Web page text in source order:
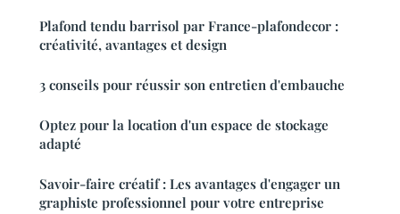
Plafond tendu barrisol par France-plafondecor :
créativité, avantages et design
3 conseils pour réussir son entretien d'embauche
Optez pour la location d'un espace de stockage
adapté
Savoir-faire créatif : Les avantages d'engager un
graphiste professionnel pour votre entreprise